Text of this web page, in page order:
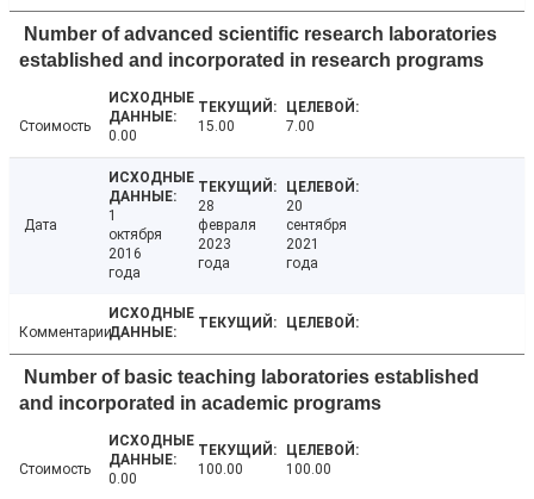
Number of advanced scientific research laboratories
established and incorporated in research programs
Стоимость
0.00
15.00 7.00
Дата
1
октября
2016
года
28
февраля
2023
года
20
сентября
2021
года
Комментарии
Number of basic teaching laboratories established
and incorporated in academic programs
Стоимость
0.00
100.00 100.00